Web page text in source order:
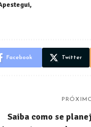
Facebook Twitter
Saiba como se